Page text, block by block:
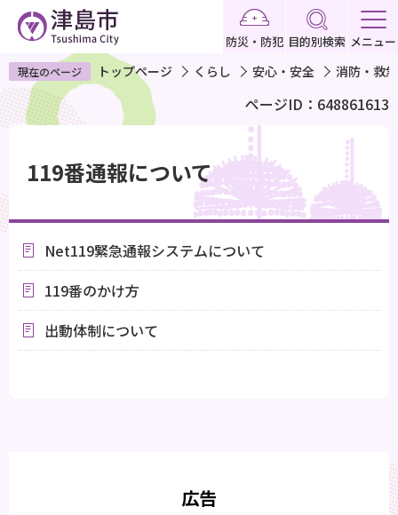
ペ
ー
ジ
の
で
す
防災・防犯 目的別検索 メニュー
現在のページ トップページ くらし 安心・安全 消防・救急
ページID：648861613
119番通報について
Net119緊急通報システムについて
119番のかけ方
出動体制について
広告